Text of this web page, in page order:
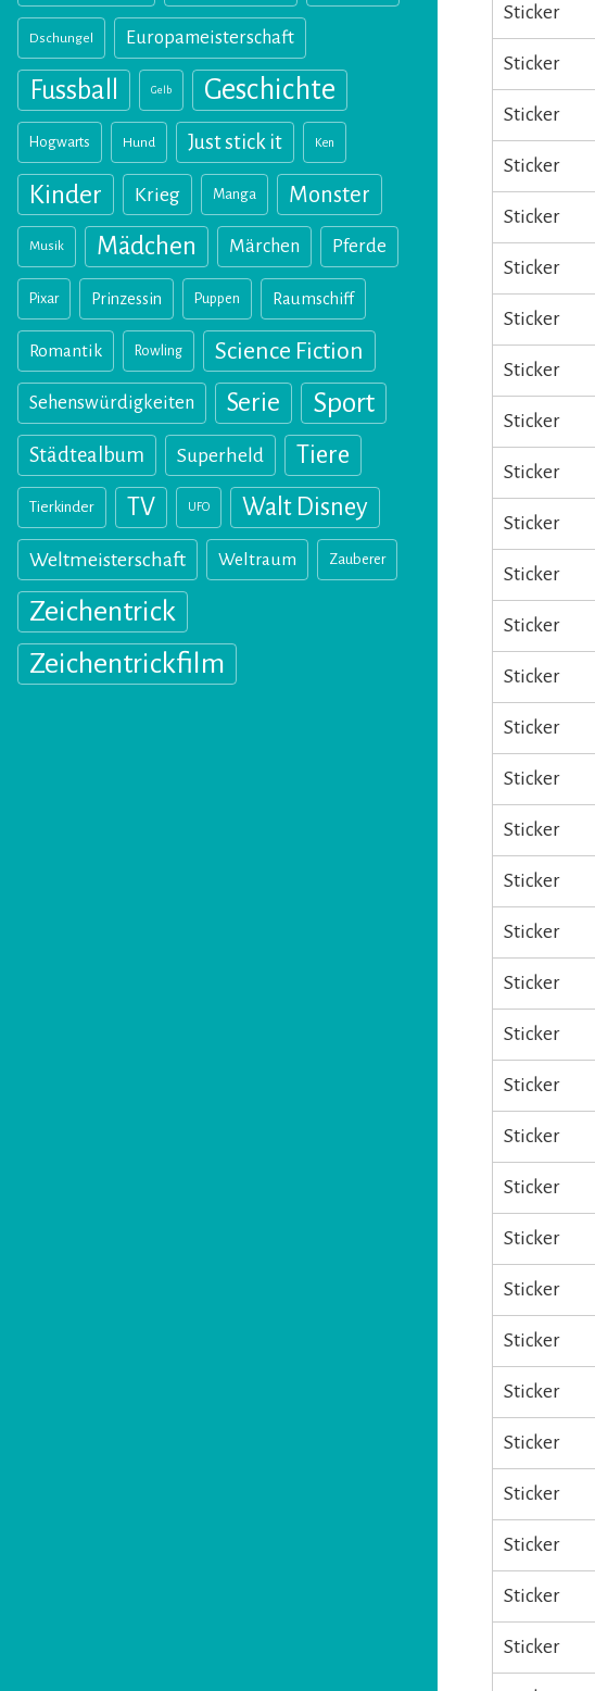
Dschungel Europameisterschaft
Fussball Gelb Geschichte
Hogwarts Hund Just stick it Ken
Kinder Krieg Manga Monster
Musik Mädchen Märchen Pferde
Pixar Prinzessin Puppen Raumschiff
Romantik Rowling Science Fiction
Sehenswürdigkeiten Serie Sport
Städtealbum Superheld Tiere
Tierkinder TV UFO Walt Disney
Weltmeisterschaft Weltraum Zauberer
Zeichentrick
Zeichentrickfilm
Sticker
Sticker
Sticker
Sticker
Sticker
Sticker
Sticker
Sticker
Sticker
Sticker
Sticker
Sticker
Sticker
Sticker
Sticker
Sticker
Sticker
Sticker
Sticker
Sticker
Sticker
Sticker
Sticker
Sticker
Sticker
Sticker
Sticker
Sticker
Sticker
Sticker
Sticker
Sticker
Sticker